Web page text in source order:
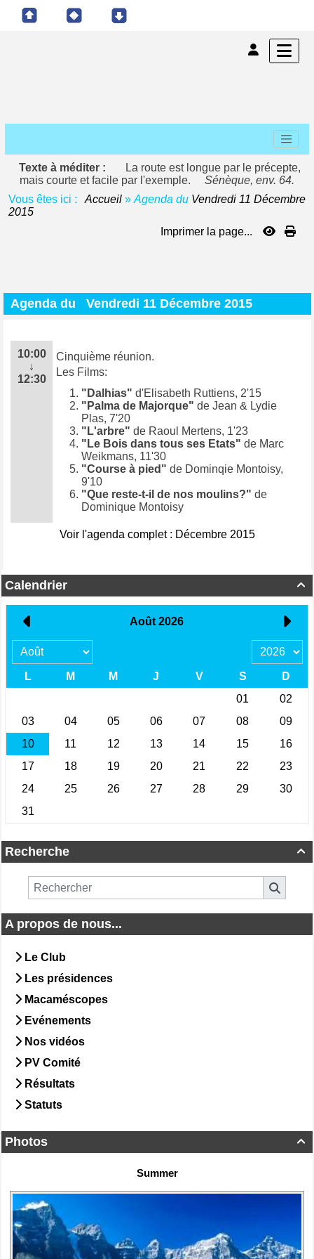
Texte à méditer :
La route est longue par le précepte,
mais courte et facile par l'exemple.
Sénèque, env. 64.
Vous êtes ici :
Accueil » Agenda du Vendredi 11 Décembre
2015
Imprimer la page...

Calendrier

Recherche
A propos de nous...
Le Club
Les présidences
Macaméscopes
Evénements
Nos vidéos
PV Comité
Résultats
Statuts

Photos
Summer
Agenda du Vendredi 11 Décembre 2015
10:00
↓
12:30
Cinquième réunion.
Les Films:
"Dalhias" d'Elisabeth Ruttiens, 2'15
"Palma de Majorque" de Jean & Lydie
Plas, 7'20
"L'arbre" de Raoul Mertens, 1'23
"Le Bois dans tous ses Etats" de Marc
Weikmans, 11'30
"Course à pied" de Dominqie Montoisy,
9'10
"Que reste-t-il de nos moulins?" de
Dominique Montoisy
Voir l'agenda complet : Décembre 2015